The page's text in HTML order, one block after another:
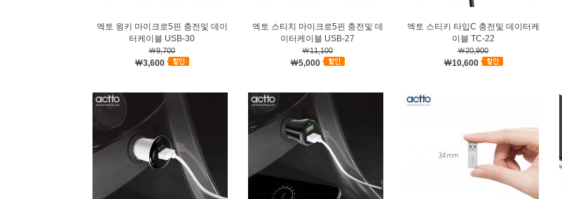
엑토 윙키 마이크로5핀 충전및 데이
터케이블 USB-30
￦9,700
￦3,600
엑토 스티치 마이크로5핀 충전및 데
이터케이블 USB-27
￦11,100
￦5,000
엑토 스티키 타입C 충전및 데이터케
이블 TC-22
￦20,900
￦10,600